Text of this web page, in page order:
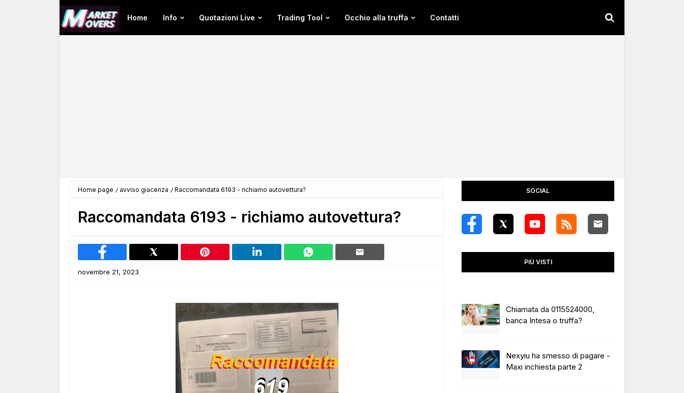
Home Info Quotazioni Live Trading Tool Occhio alla truffa Contatti
Home page avviso giacenza Raccomandata 6193 - richiamo autovettura?
Raccomandata 6193 - richiamo autovettura?
novembre 21, 2023
SOCIAL
PIÙ VISTI
Chiamata da 0115524000,
banca Intesa o truffa?
Nexyiu ha smesso di pagare -
Maxi inchiesta parte 2